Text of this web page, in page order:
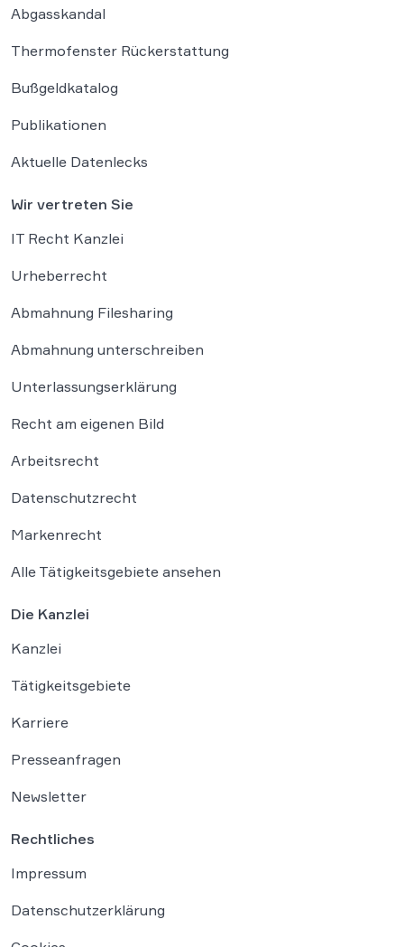
Abgasskandal
Thermofenster Rückerstattung
Bußgeldkatalog
Publikationen
Aktuelle Datenlecks
Wir vertreten Sie
IT Recht Kanzlei
Urheberrecht
Abmahnung Filesharing
Abmahnung unterschreiben
Unterlassungserklärung
Recht am eigenen Bild
Arbeitsrecht
Datenschutzrecht
Markenrecht
Alle Tätigkeitsgebiete ansehen
Die Kanzlei
Kanzlei
Tätigkeitsgebiete
Karriere
Presseanfragen
Newsletter
Rechtliches
Impressum
Datenschutzerklärung